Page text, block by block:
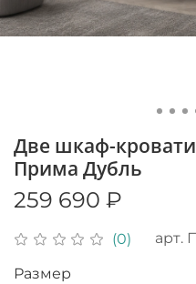
(0) арт.
Две шкаф-
Прима Дубль
259 690 ₽
Размер